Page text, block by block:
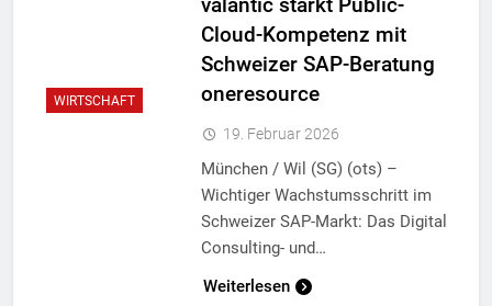
WIRTSCHAFT
Cloud-Kompetenz mit
Schweizer SAP-Beratung
oneresource
19. Februar 2026
München / Wil (SG) (ots) –
Wichtiger Wachstumsschritt im
Schweizer SAP-Markt: Das Digital
Consulting- und…
Weiterlesen